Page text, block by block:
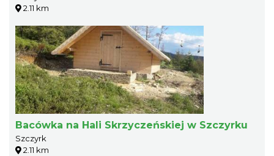
2.11 km
Bacówka na Hali Skrzyczeńskiej w Szczyrku
Szczyrk
2.11 km